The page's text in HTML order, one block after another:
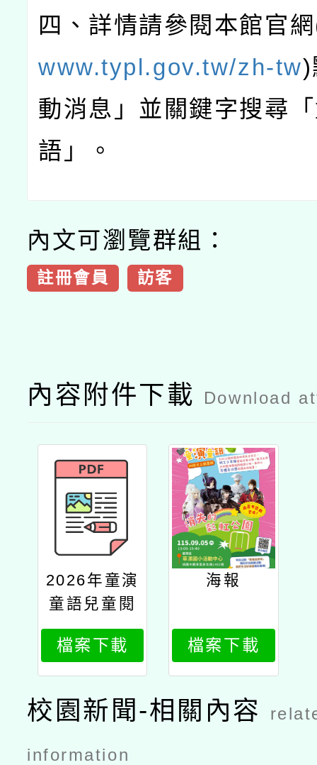
四、詳情請參閱本館官網
www.typl.gov.tw/zh-tw)
動消息」並關鍵字搜尋
語」。
內文可瀏覽群組：
註冊會員 訪客
內容附件下載 Download
2026年童演
童語兒童閱
讀推廣活
動」觀音場
公文
檔案下載
海報
檔案下載
校園新聞-相關內容
information